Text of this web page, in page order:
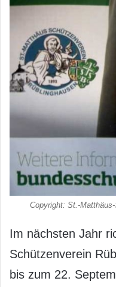
Copyright: St.-
Im nächsten Jahr
Schützenverein
bis zum 22.